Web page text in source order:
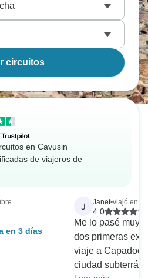
circuitos
en Cavusin
de viajeros de
en 3 días
J Janet•viajó en
4.0
Me lo pasé muy
dos primeras
viaje a
ciudad